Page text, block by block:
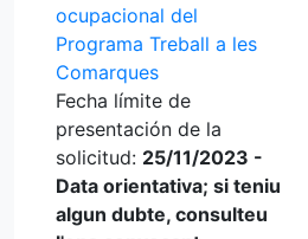
ocupacional del
Programa Treball a les
Comarques
Fecha límite de
presentación de la
solicitud: 25/11/2023 -
Data orientativa; si teniu
algun dubte, consulteu